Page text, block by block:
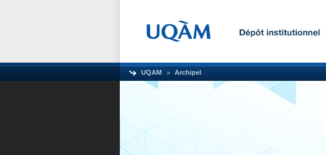
UQAM Archipel